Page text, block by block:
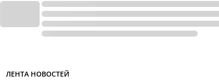
ЛЕНТА НОВОСТЕЙ